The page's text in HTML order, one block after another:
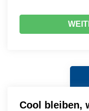
Cool bleiben,